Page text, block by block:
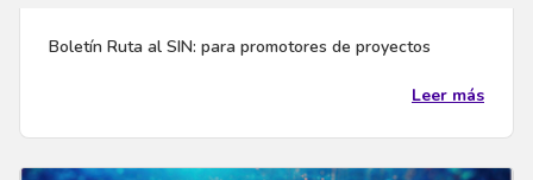
Boletín Ruta al SIN: para promotores de proyectos
Leer más